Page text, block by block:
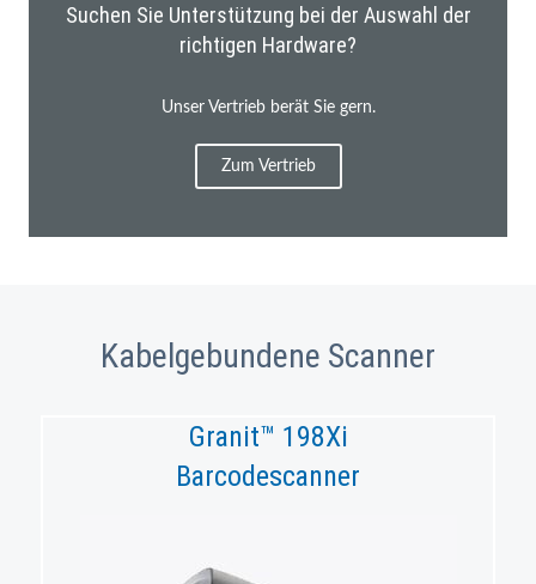
Suchen Sie Unterstützung bei der Auswahl der
richtigen Hardware?
Unser Vertrieb berät Sie gern.
Zum Vertrieb
Kabelgebundene Scanner
Granit™ 198Xi
Barcodescanner